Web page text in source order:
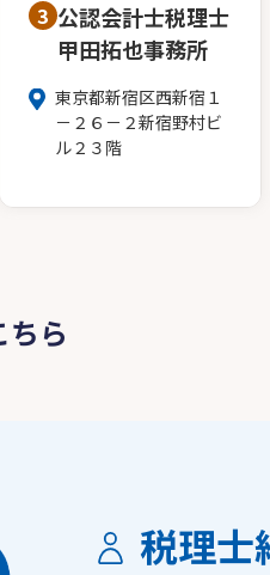
3 公認会計士税理士
甲田拓也事務所
東京都新宿区西新宿１
－２６－２新宿野村ビ
ル２３階
ら
税理士